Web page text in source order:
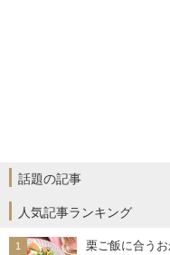
話題の記事
人気記事ランキング
栗ご飯に合う